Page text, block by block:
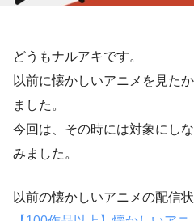
どうもナルアキです。
以前に懐かしいアニメを見た
ました。
今回は、その時には対象にし
みました。
以前の懐かしいアニメの配信状